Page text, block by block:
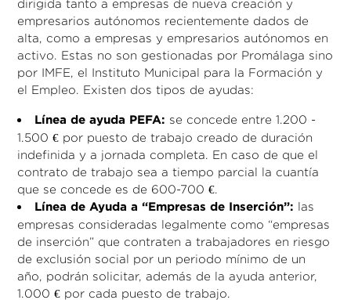
dirigida tanto a empresas de nueva creación y
empresarios autónomos recientemente dados de
alta, como a empresas y empresarios autónomos en
activo. Estas no son gestionadas por Promálaga sino
por IMFE, el Instituto Municipal para la Formación y
el Empleo. Existen dos tipos de ayudas:
Línea de ayuda PEFA: se concede entre 1.200 -
1.500 € por puesto de trabajo creado de duración
indefinida y a jornada completa. En caso de que el
contrato de trabajo sea a tiempo parcial la cuantía
que se concede es de 600-700 €.
Línea de Ayuda a “Empresas de Inserción”: las
empresas consideradas legalmente como “empresas
de inserción” que contraten a trabajadores en riesgo
de exclusión social por un periodo mínimo de un
año, podrán solicitar, además de la ayuda anterior,
1.000 € por cada puesto de trabajo.